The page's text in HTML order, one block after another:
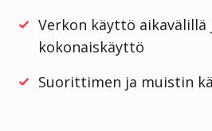
Verkon käyttö aikavälillä
kokonaiskäyttö
Suorittimen ja muistin